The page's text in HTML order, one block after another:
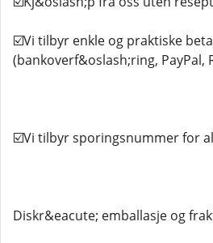
☑️Vi tilbyr enkle og praktiske
(bankoverf&oslash;ring, PayPal,
☑️Vi tilbyr sporingsnummer for
Diskr&eacute; emballasje og